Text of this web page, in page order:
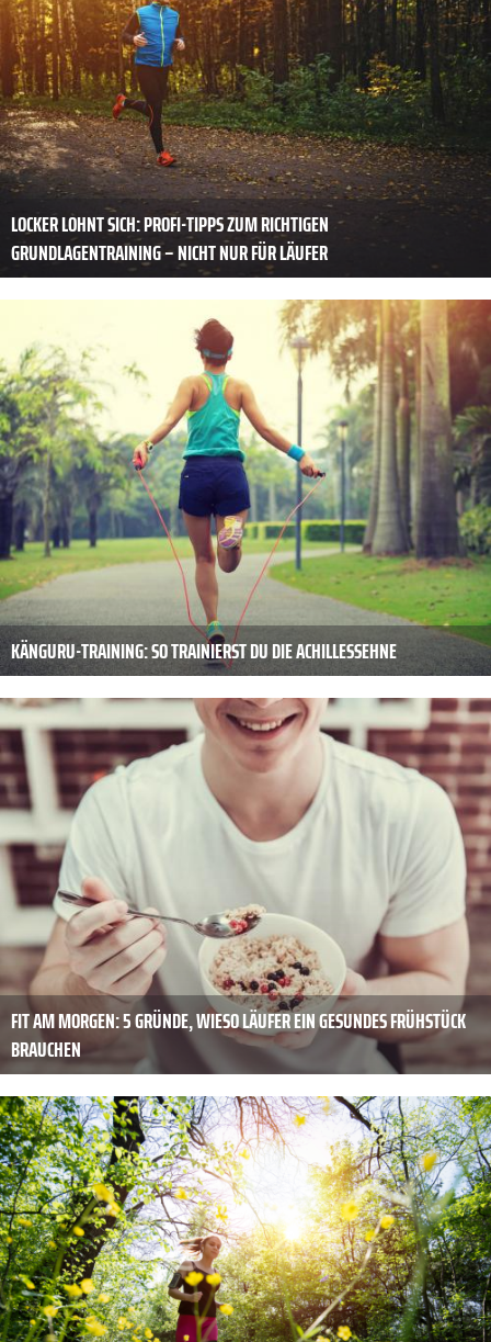
LOCKER LOHNT SICH: PROFI-TIPPS ZUM RICHTIGEN
GRUNDLAGENTRAINING – NICHT NUR FÜR LÄUFER
KÄNGURU-TRAINING: SO TRAINIERST DU DIE ACHILLESSEHNE
FIT AM MORGEN: 5 GRÜNDE, WIESO LÄUFER EIN GESUNDES FRÜHSTÜCK
BRAUCHEN